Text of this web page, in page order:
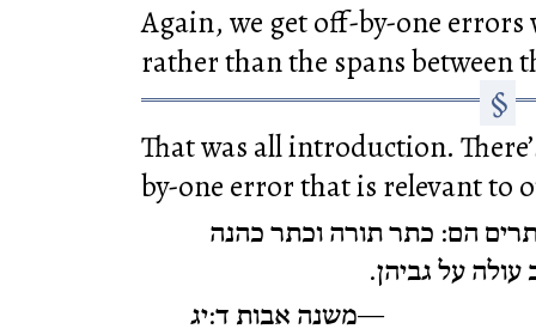
Again, we get off-by-one
rather than the spans between
That was all introduction.
by-one error that is relevant to
הם: כתר תורה וכתר כהנה
על גביהן.
משנה אבות ד:יג